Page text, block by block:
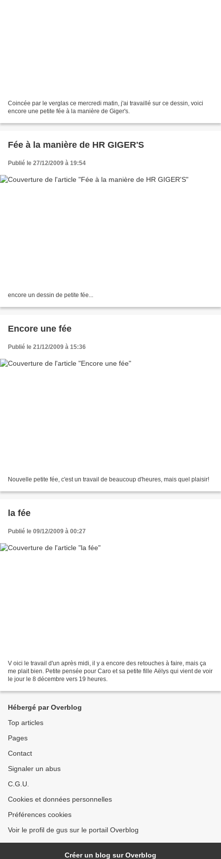
Coincée par le verglas ce mercredi matin, j'ai travaillé sur ce dessin, voici
encore une petite fée à la manière de Giger's.
Fée à la manière de HR GIGER'S
Publié le 27/12/2009 à 19:54
encore un dessin de petite fée...
Encore une fée
Publié le 21/12/2009 à 15:36
Nouvelle petite fée, c'est un travail de beaucoup d'heures, mais quel plaisir!
la fée
Publié le 09/12/2009 à 00:27
V oici le travail d'un après midi, il y a encore des retouches à faire, mais ça
me plait bien. Petite pensée pour Caro et sa petite fille Aëlys qui vient de voir
le jour le 8 décembre vers 19 heures.
Hébergé par Overblog
Top articles
Pages
Contact
Signaler un abus
C.G.U.
Cookies et données personnelles
Préférences cookies
Voir le profil de gus sur le portail Overblog
Créer un blog sur Overblog